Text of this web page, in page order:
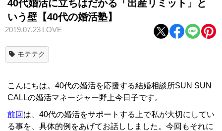
40代婚活に立ちはだかる「出産リミット」と
いう壁【40代の婚活塾】
2019.07.23 LOVE
モテテク
こんにちは。40代の婚活を応援する結婚相談所SUN SUN
CALLの婚活マネージャー野上今日子です。
前回 は、40代の婚活をサポートする上で私が大切にしてい
る事を、具体的例をあげてお話ししました。今回もそれに